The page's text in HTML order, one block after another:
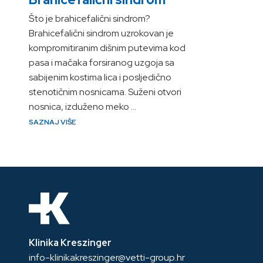
Što je brahicefalični sindrom?
Brahicefalični sindrom uzrokovan je
kompromitiranim dišnim putevima kod
pasa i mačaka forsiranog uzgoja sa
sabijenim kostima lica i posljedično
stenotičnim nosnicama. Suženi otvori
nosnica, izduženo meko …
SAZNAJ VIŠE
Klinika Kreszinger
info-klinikakreszinger@vetti-group.hr